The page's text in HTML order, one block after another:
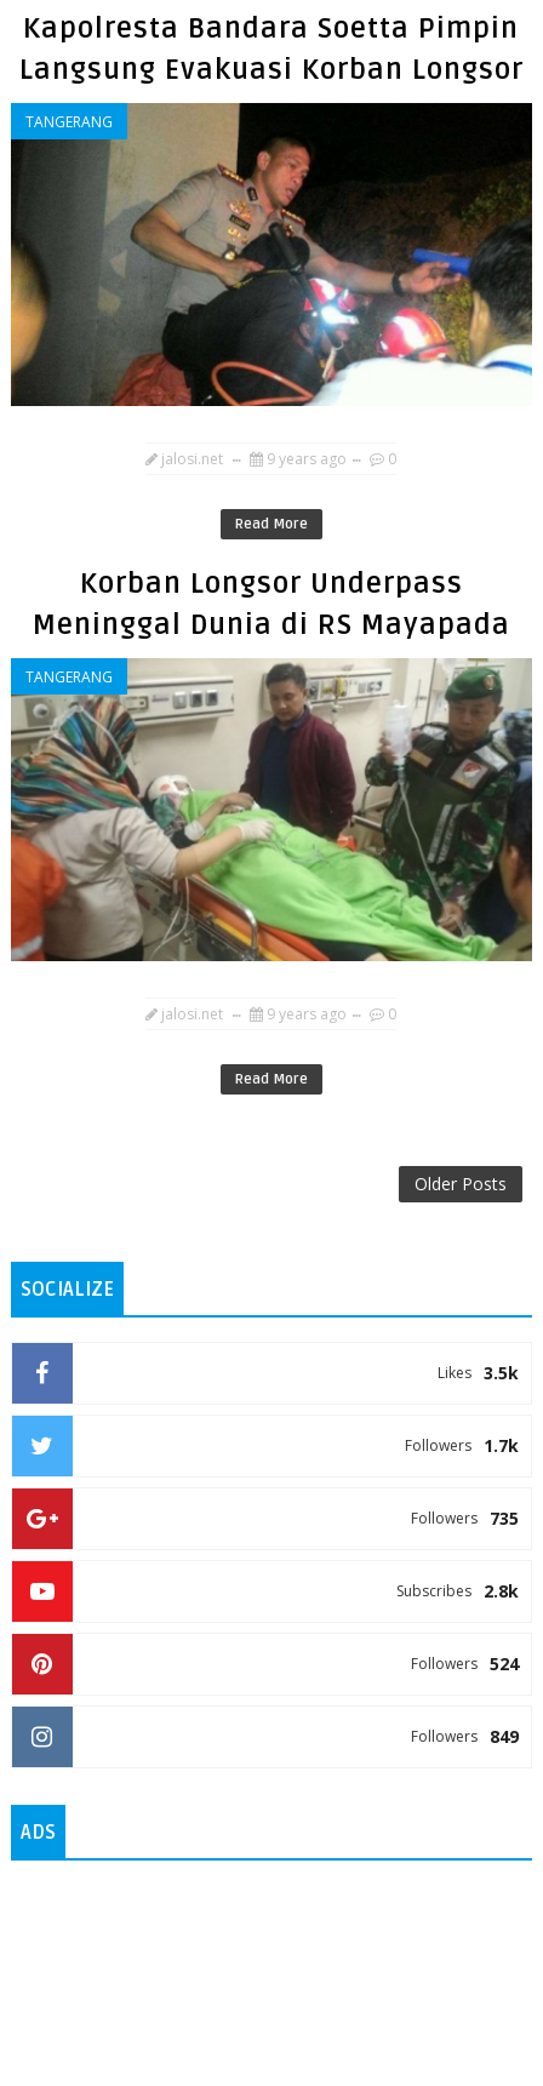
Kapolresta Bandara Soetta Pimpin
Langsung Evakuasi Korban Longsor
TANGERANG
jalosi.net 9 years ago 0
Read More
Korban Longsor Underpass
Meninggal Dunia di RS Mayapada
TANGERANG
jalosi.net 9 years ago 0
Read More
Older Posts
SOCIALIZE
3.5k
Likes
1.7k
Followers
735
Followers
2.8k
Subscribes
524
Followers
849
Followers
ADS